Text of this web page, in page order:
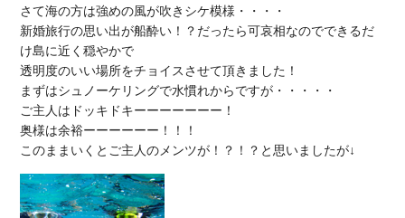
さて海の方は強めの風が吹きシケ模様・・・・
新婚旅行の思い出が船酔い！？だったら可哀相なのでできるだ
け島に近く穏やかで
透明度のいい場所をチョイスさせて頂きました！
まずはシュノーケリングで水慣れからですが・・・・・
ご主人はドッキドキーーーーーーー！
奥様は余裕ーーーーーー！！！